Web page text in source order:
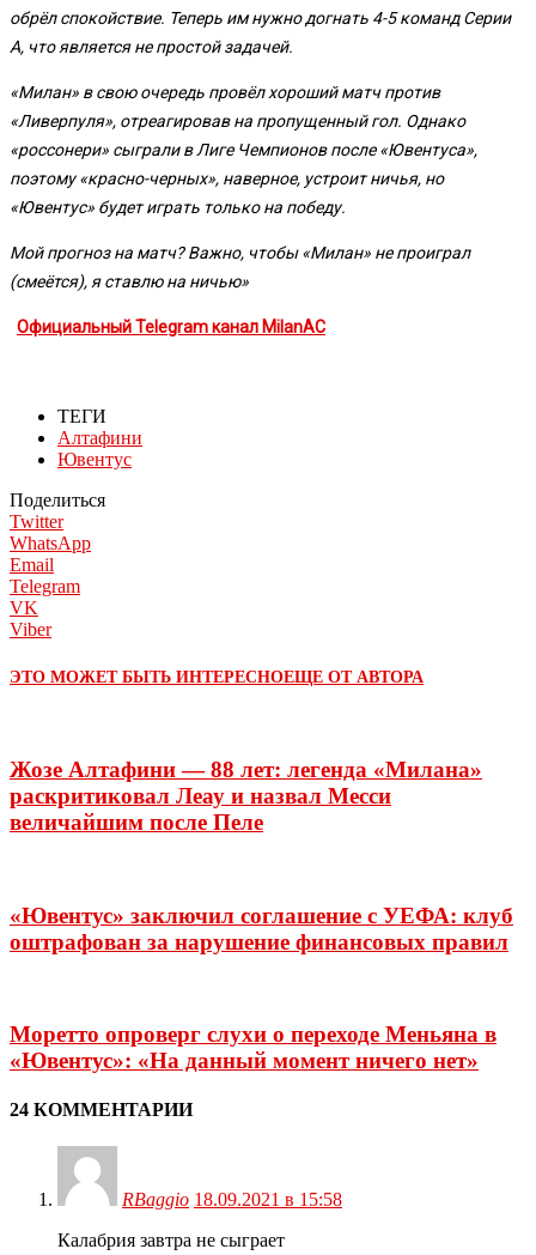
обрёл спокойствие. Теперь им нужно догнать 4-5 команд Серии
А, что является не простой задачей.
«Милан» в свою очередь провёл хороший матч против
«Ливерпуля», отреагировав на пропущенный гол. Однако
«россонери» сыграли в Лиге Чемпионов после «Ювентуса»,
поэтому «красно-черных», наверное, устроит ничья, но
«Ювентус» будет играть только на победу.
Мой прогноз на матч? Важно, чтобы «Милан» не проиграл
(смеётся), я ставлю на ничью»
Официальный Telegram канал MilanAC
ТЕГИ
Алтафини
Ювентус
Поделиться
Twitter
WhatsApp
Email
Telegram
VK
Viber
ЭТО МОЖЕТ БЫТЬ ИНТЕРЕСНОЕЩЕ ОТ АВТОРА
Жозе Алтафини — 88 лет: легенда «Милана»
раскритиковал Леау и назвал Месси
величайшим после Пеле
«Ювентус» заключил соглашение с УЕФА: клуб
оштрафован за нарушение финансовых правил
Моретто опроверг слухи о переходе Меньяна в
«Ювентус»: «На данный момент ничего нет»
24 КОММЕНТАРИИ
RBaggio 18.09.2021 в 15:58
Калабрия завтра не сыграет